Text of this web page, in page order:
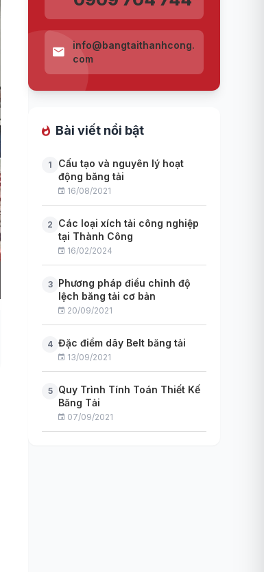
info@bangtaithanhcong.
com
Bài viết nổi bật
1
Cấu tạo và nguyên lý hoạt
động băng tải
16/08/2021
2
Các loại xích tải công nghiệp
tại Thành Công
16/02/2024
3
Phương pháp điều chỉnh độ
lệch băng tải cơ bản
20/09/2021
4 Đặc điểm dây Belt băng tải
13/09/2021
5
Quy Trình Tính Toán Thiết Kế
Băng Tải
07/09/2021